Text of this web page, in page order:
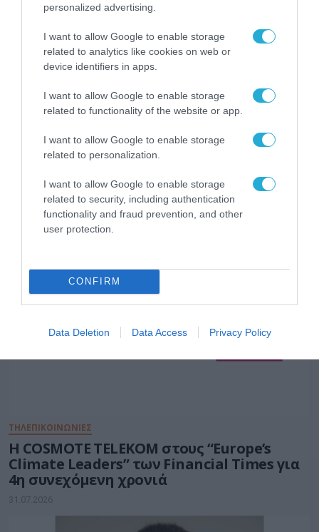
personalized advertising.
I want to allow Google to enable storage
related to analytics like cookies on web or
device identifiers in apps.
I want to allow Google to enable storage
related to functionality of the website or app.
I want to allow Google to enable storage
related to personalization.
I want to allow Google to enable storage
related to security, including authentication
functionality and fraud prevention, and other
user protection.
CONFIRM
Data Deletion Data Access Privacy Policy
ΕΠΙΧΕΙΡΗΣΕΙΣ
ΤΗΛΕΠΙΚΟΙΝΩΝΙΕΣ
Η COSMOTE TELEKOM στους “Europe’s
Climate Leaders” των Financial Times για
4η συνεχόμενη χρονιά
31.07.2026